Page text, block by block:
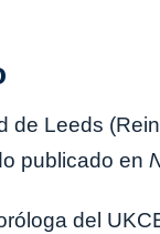
de Leeds
publicado en
del